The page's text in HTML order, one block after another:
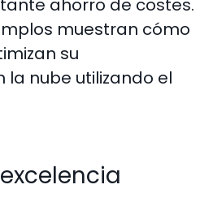
ahorro de costes.
muestran cómo
su
nube utilizando el